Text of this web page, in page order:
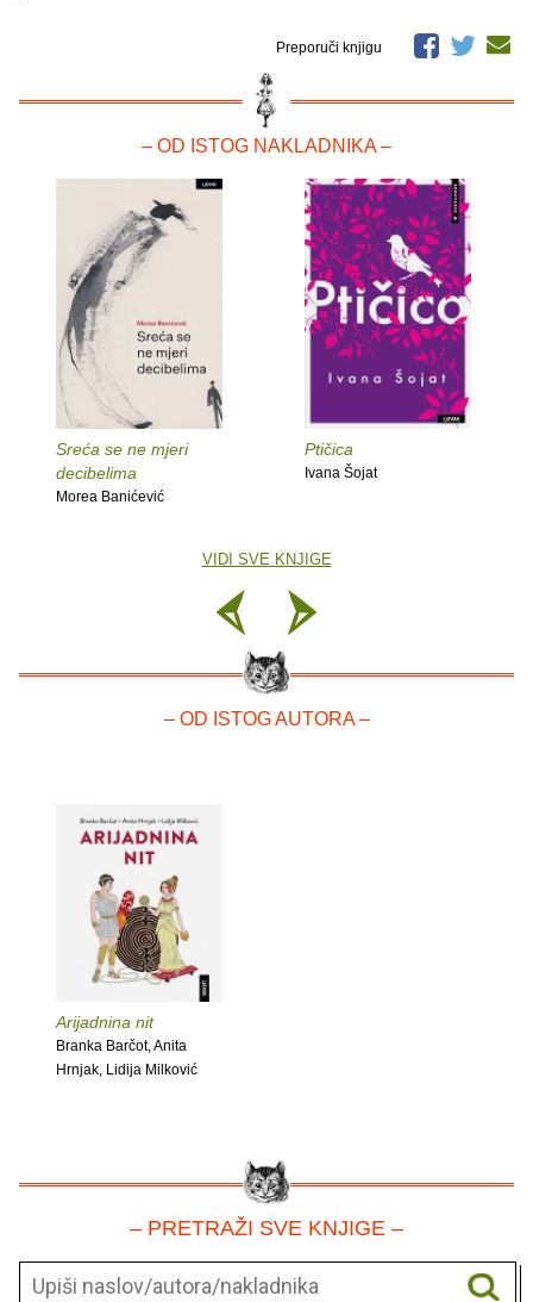
Preporuči knjigu
– OD ISTOG NAKLADNIKA –
Sreća se ne mjeri
decibelima
Morea Banićević
Ptičica
Ivana Šojat
VIDI SVE KNJIGE
– OD ISTOG AUTORA –
Arijadnina nit
Branka Barčot, Anita
Hrnjak, Lidija Milković
– PRETRAŽI SVE KNJIGE –